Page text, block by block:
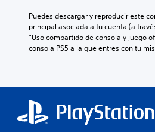
Puedes descargar y reproducir este
principal asociada a tu cuenta (a
“Uso compartido de consola y juego
consola PS5 a la que entres con tu